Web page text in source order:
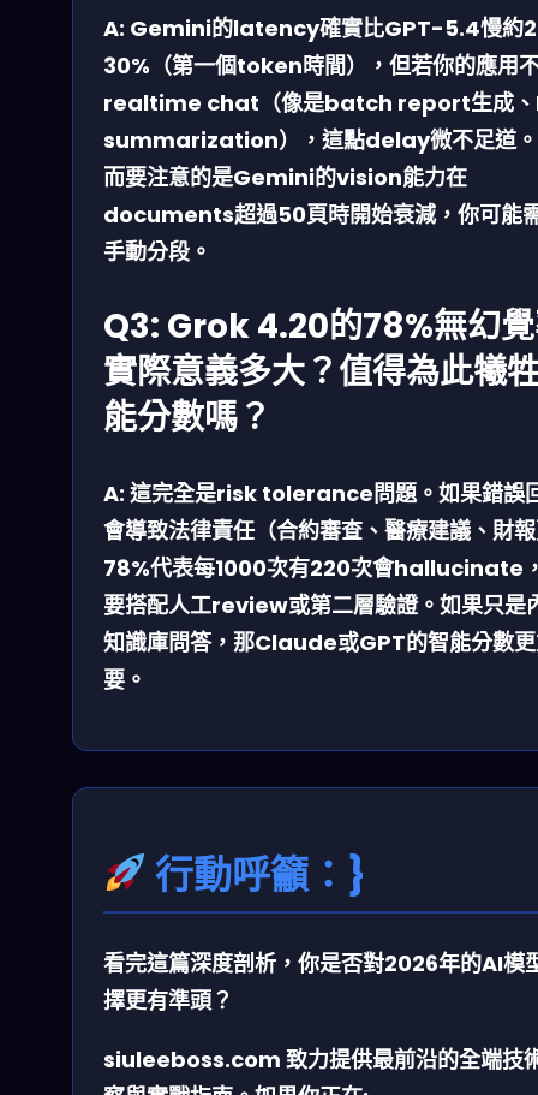
A: Gemini的latency確實比GPT-5.4慢約
30%（第一個token時間），但若你的應用
realtime chat（像是batch report生成、
summarization），這點delay微不足道
而要注意的是Gemini的vision能力在
documents超過50頁時開始衰減，你可能
手動分段。
Q3: Grok 4.20的78%無幻
實際意義多大？值得為此犧
能分數嗎？
A: 這完全是risk tolerance問題。如果錯誤
會導致法律責任（合約審查、醫療建議、財
78%代表每1000次有220次會hallucinate
要搭配人工review或第二層驗證。如果只是
知識庫問答，那Claude或GPT的智能分數
要。
行動呼籲：}
看完這篇深度剖析，你是否對2026年的AI模
擇更有準頭？
siuleeboss.com 致力提供最前沿的全端技